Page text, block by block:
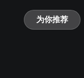
为你推荐